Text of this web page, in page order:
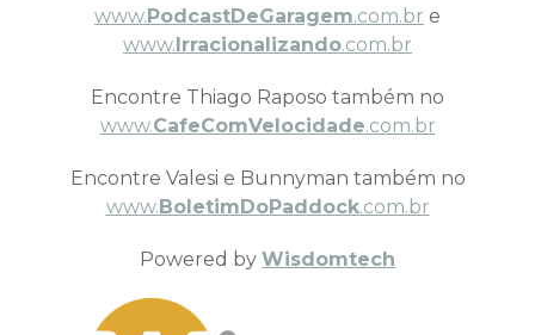
www.PodcastDeGaragem.com.br e
www.Irracionalizando.com.br
Encontre Thiago Raposo também no
www.CafeComVelocidade.com.br
Encontre Valesi e Bunnyman também no
www.BoletimDoPaddock.com.br
Powered by Wisdomtech